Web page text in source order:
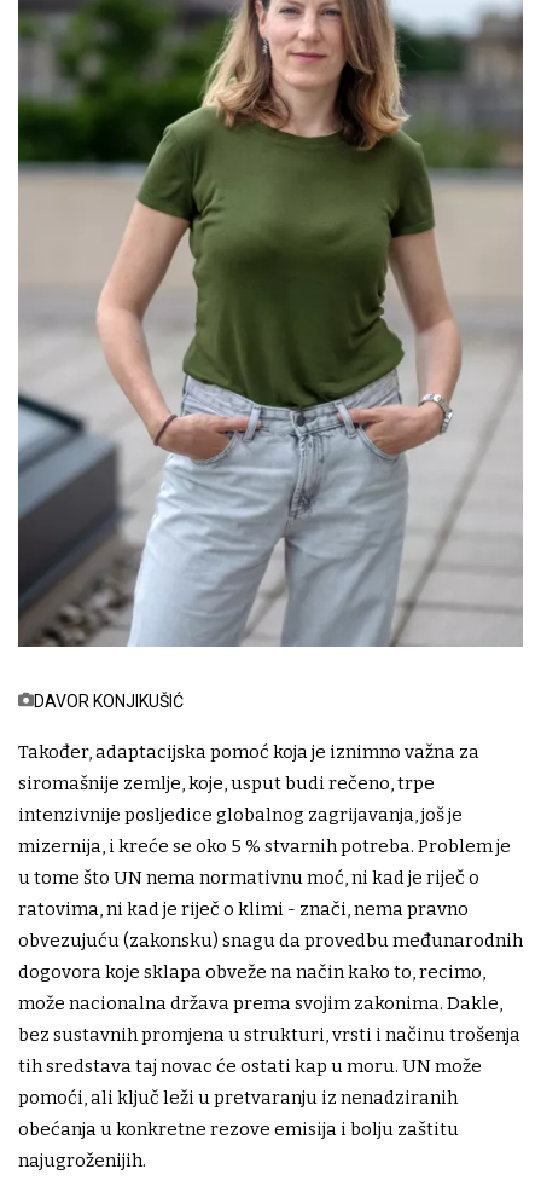
DAVOR KONJIKUŠIĆ
Također, adaptacijska pomoć koja je iznimno važna za
siromašnije zemlje, koje, usput budi rečeno, trpe
intenzivnije posljedice globalnog zagrijavanja, još je
mizernija, i kreće se oko 5 % stvarnih potreba. Problem je
u tome što UN nema normativnu moć, ni kad je riječ o
ratovima, ni kad je riječ o klimi - znači, nema pravno
obvezujuću (zakonsku) snagu da provedbu međunarodnih
dogovora koje sklapa obveže na način kako to, recimo,
može nacionalna država prema svojim zakonima. Dakle,
bez sustavnih promjena u strukturi, vrsti i načinu trošenja
tih sredstava taj novac će ostati kap u moru. UN može
pomoći, ali ključ leži u pretvaranju iz nenadziranih
obećanja u konkretne rezove emisija i bolju zaštitu
najugroženijih.